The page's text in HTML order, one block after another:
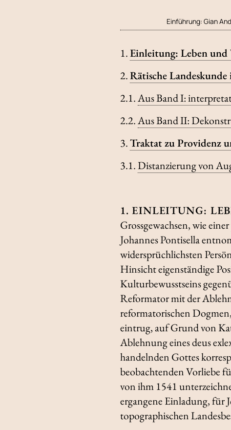
Einführung: Gian
1.Einleitung: Leben und
2.Rätische
2.1.Aus Band I:
2.2.Aus Band II:
3.Traktat zu Providenz
3.1.Distanzierung von
1. EINLEITUNG:
Grossgewachsen, wie
Johannes Pontisella
widersprüchlichsten
Hinsicht eigenständige
Kulturbewusstseins
Reformator mit der
reformatorischen
eintrug, auf Grund von
Ablehnung einesdeus
handelnden Gottes
beobachtenden Vorliebe
von ihm 1541
ergangene Einladung, für
topographischen